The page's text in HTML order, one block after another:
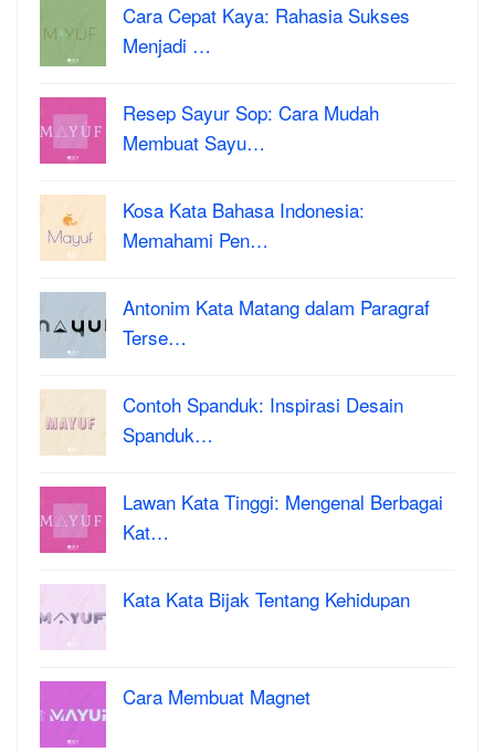
Cara Cepat Kaya: Rahasia Sukses
Menjadi …
Resep Sayur Sop: Cara Mudah
Membuat Sayu…
Kosa Kata Bahasa Indonesia:
Memahami Pen…
Antonim Kata Matang dalam Paragraf
Terse…
Contoh Spanduk: Inspirasi Desain
Spanduk…
Lawan Kata Tinggi: Mengenal Berbagai
Kat…
Kata Kata Bijak Tentang Kehidupan
Cara Membuat Magnet